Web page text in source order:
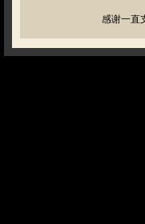
感谢一直